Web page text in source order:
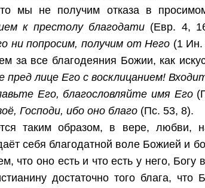
мы не получим отказа в
к престолу благодати (Евр. 4,
ни попросим, получим от Него (1 Ин.
за все благодеяния Божии, как
пред лице Его с восклицанием!
Его, благословляйте имя Его
Господи, ибо оно благо (Пс. 53, 8).
таким образом, в вере, любви,
себя благодатной воле Божией и
что оно есть и что есть у него,
достаточно того блага,